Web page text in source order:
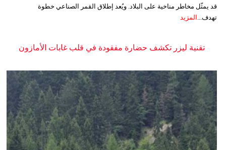
قد يمثّل مخاطر مناخية على البلاد. ويُعد إطلاق القمر الصناعي خطوة
تهدف... المزيد
تقنية ليزر تكشف حضارة مفقودة في قلب غابات الأمازون